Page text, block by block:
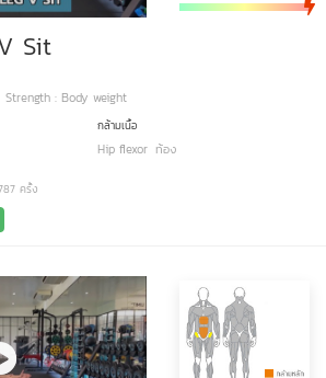
Sit
Strength : Body weight
กล้ามเนื้อ
Hip flexor ท้อง
ครั้ง